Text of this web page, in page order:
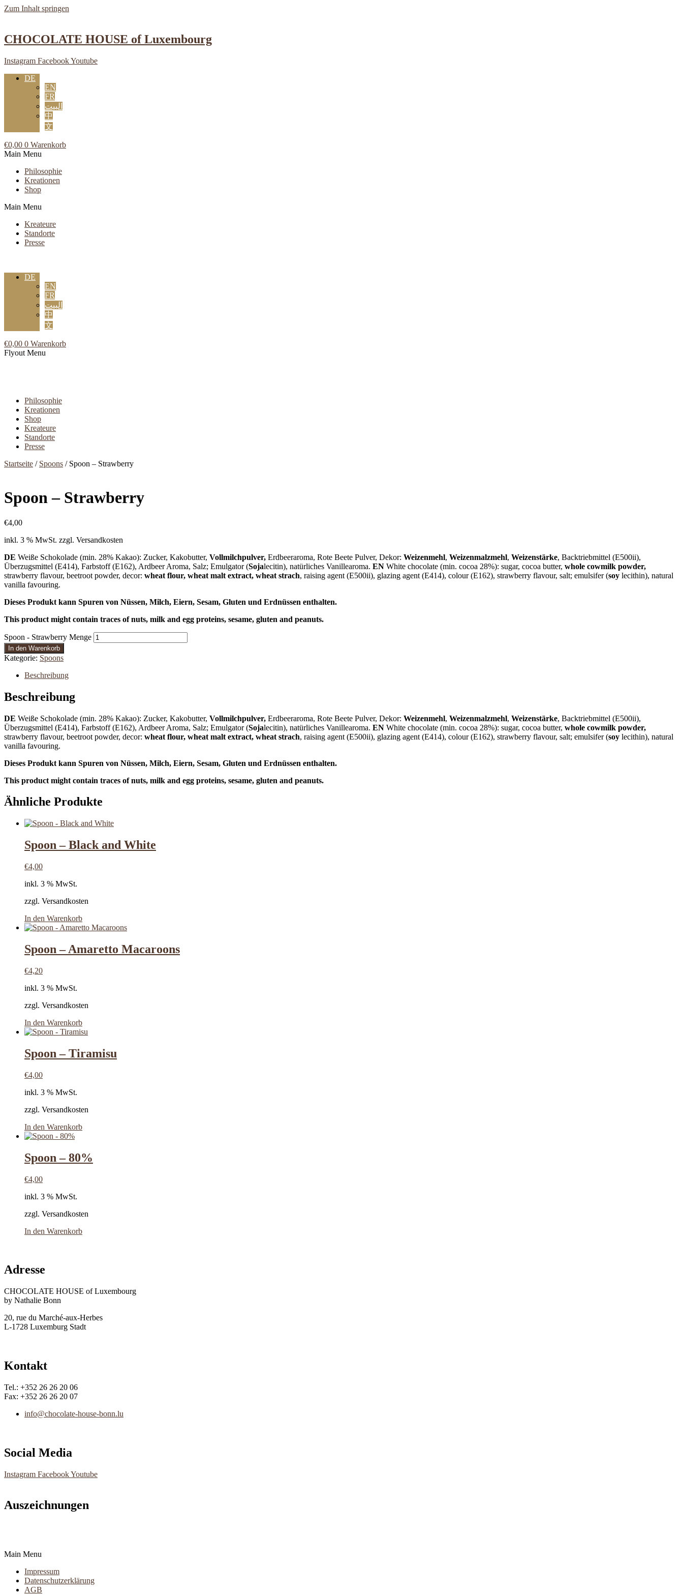
Zum Inhalt springen
CHOCOLATE HOUSE of Luxembourg
Instagram FacebookYoutube
DE
EN
FR
البيت
中
文
€0,00 0 Warenkorb
Main Menu
Philosophie
Kreationen
Shop
Main Menu
Kreateure
Standorte
Presse
DE
EN
FR
البيت
中
文
€0,00 0 Warenkorb
Flyout Menu
Philosophie
Kreationen
Shop
Kreateure
Standorte
Presse
Startseite / Spoons / Spoon – Strawberry
Spoon – Strawberry
€4,00
inkl. 3 % MwSt. zzgl. Versandkosten
DE Weiße Schokolade (min. 28% Kakao): Zucker, Kakobutter, Vollmilchpulver, Erdbeeraroma, Rote Beete Pulver, Dekor: Weizenmehl, Weizenmalzmehl, Weizenstärke, Backtriebmittel (E500ii),
Überzugsmittel (E414), Farbstoff (E162), Ardbeer Aroma, Salz; Emulgator (Sojalecitin), natürliches Vanillearoma. EN White chocolate (min. cocoa 28%): sugar, cocoa butter, whole cowmilk powder,
strawberry flavour, beetroot powder, decor: wheat flour, wheat malt extract, wheat strach, raising agent (E500ii), glazing agent (E414), colour (E162), strawberry flavour, salt; emulsifer (soy lecithin), natural
vanilla favouring.
Dieses Produkt kann Spuren von Nüssen, Milch, Eiern, Sesam, Gluten und Erdnüssen enthalten.
This product might contain traces of nuts, milk and egg proteins, sesame, gluten and peanuts.
Spoon - Strawberry Menge
In den Warenkorb
Kategorie: Spoons
Beschreibung
Beschreibung
DE Weiße Schokolade (min. 28% Kakao): Zucker, Kakobutter, Vollmilchpulver, Erdbeeraroma, Rote Beete Pulver, Dekor: Weizenmehl, Weizenmalzmehl, Weizenstärke, Backtriebmittel (E500ii),
Überzugsmittel (E414), Farbstoff (E162), Ardbeer Aroma, Salz; Emulgator (Sojalecitin), natürliches Vanillearoma. EN White chocolate (min. cocoa 28%): sugar, cocoa butter, whole cowmilk powder,
strawberry flavour, beetroot powder, decor: wheat flour, wheat malt extract, wheat strach, raising agent (E500ii), glazing agent (E414), colour (E162), strawberry flavour, salt; emulsifer (soy lecithin), natural
vanilla favouring.
Dieses Produkt kann Spuren von Nüssen, Milch, Eiern, Sesam, Gluten und Erdnüssen enthalten.
This product might contain traces of nuts, milk and egg proteins, sesame, gluten and peanuts.
Ähnliche Produkte
Spoon – Black and White
€4,00
inkl. 3 % MwSt.
zzgl. Versandkosten
In den Warenkorb
Spoon – Amaretto Macaroons
€4,20
inkl. 3 % MwSt.
zzgl. Versandkosten
In den Warenkorb
Spoon – Tiramisu
€4,00
inkl. 3 % MwSt.
zzgl. Versandkosten
In den Warenkorb
Spoon – 80%
€4,00
inkl. 3 % MwSt.
zzgl. Versandkosten
In den Warenkorb
Adresse
CHOCOLATE HOUSE of Luxembourg
by Nathalie Bonn
20, rue du Marché-aux-Herbes
L-1728 Luxemburg Stadt
Kontakt
Tel.: +352 26 26 20 06
Fax: +352 26 26 20 07
info@chocolate-house-bonn.lu
Social Media
Instagram FacebookYoutube
Auszeichnungen
Main Menu
Impressum
Datenschutzerklärung
AGB